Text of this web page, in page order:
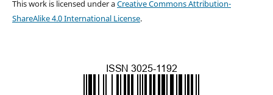
This work is licensed under aCreative Commons Attribution-
ShareAlike 4.0 International License.